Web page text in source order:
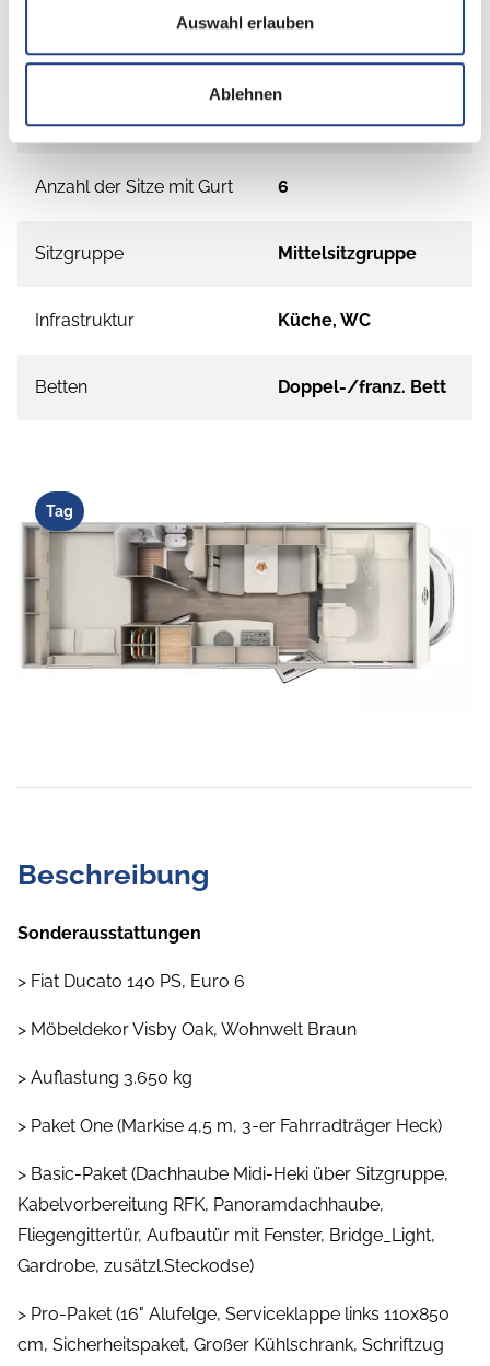
Auswahl erlauben
Ablehnen
Schlafplätze 6
Anzahl der Sitze mit Gurt 6
Sitzgruppe Mittelsitzgruppe
Infrastruktur Küche, WC
Betten Doppel-/franz. Bett
Tag
Beschreibung
Sonderausstattungen
> Fiat Ducato 140 PS, Euro 6
> Möbeldekor Visby Oak, Wohnwelt Braun
> Auflastung 3.650 kg
> Paket One (Markise 4,5 m, 3-er Fahrradträger Heck)
> Basic-Paket (Dachhaube Midi-Heki über Sitzgruppe,
Kabelvorbereitung RFK, Panoramdachhaube,
Fliegengittertür, Aufbautür mit Fenster, Bridge_Light,
Gardrobe, zusätzl.Steckodse)
> Pro-Paket (16" Alufelge, Serviceklappe links 110x850
cm, Sicherheitspaket, Großer Kühlschrank, Schriftzug